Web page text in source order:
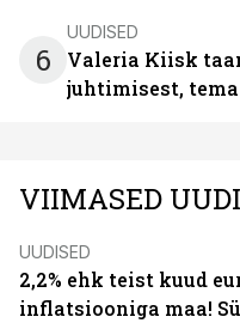
6
UUDISED
Valeria Kiisk
juhtimisest,
VIIMASED
UUDISED
2,2% ehk teist kuud
inflatsiooniga maa!